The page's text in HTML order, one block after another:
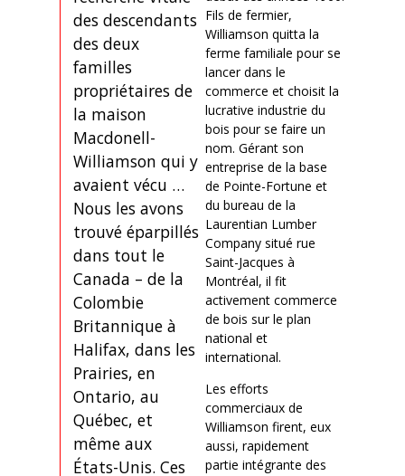
des descendants
des deux
familles
propriétaires de
la maison
Macdonell-
Williamson qui y
avaient vécu …
Nous les avons
trouvé éparpillés
dans tout le
Canada – de la
Colombie
Britannique à
Halifax, dans les
Prairies, en
Ontario, au
Québec, et
même aux
États-Unis. Ces
Fils de fermier,
Williamson quitta la
ferme familiale pour se
lancer dans le
commerce et choisit la
lucrative industrie du
bois pour se faire un
nom. Gérant son
entreprise de la base
de Pointe-Fortune et
du bureau de la
Laurentian Lumber
Company situé rue
Saint-Jacques à
Montréal, il fit
activement commerce
de bois sur le plan
national et
international.
Les efforts
commerciaux de
Williamson firent, eux
aussi, rapidement
partie intégrante des